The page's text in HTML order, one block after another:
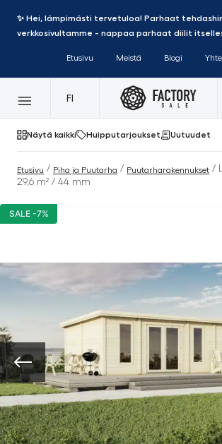
✨ Hei, lämpimästi tervetuloa! Parhaat
verkkosivultamme - nappaa parhaat diilit
Etusivu Meistä Blogi
FI
Näytä kaikki Huipputarjoukset Uutuudet
Etusivu / Piha ja Puutarha / Puutarharakennukset /
29,6 m² / 44 mm
SALE -7%